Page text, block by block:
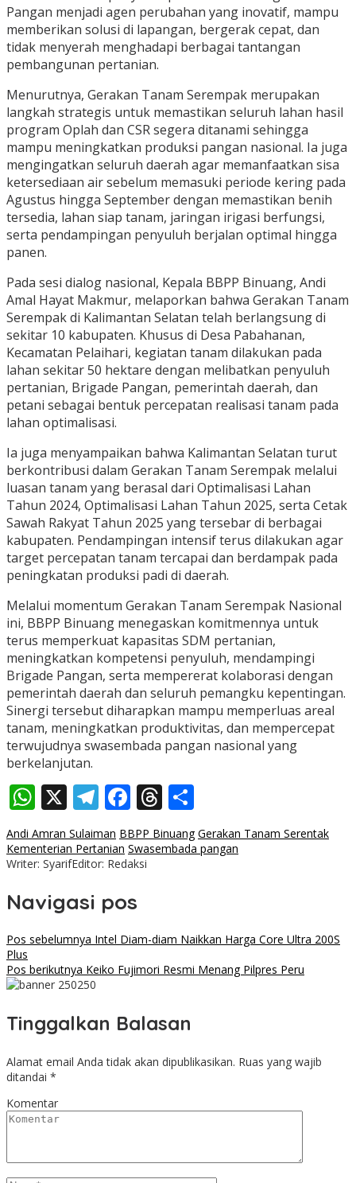
Pangan menjadi agen perubahan yang inovatif, mampu
memberikan solusi di lapangan, bergerak cepat, dan
tidak menyerah menghadapi berbagai tantangan
pembangunan pertanian.
Menurutnya, Gerakan Tanam Serempak merupakan
langkah strategis untuk memastikan seluruh lahan hasil
program Oplah dan CSR segera ditanami sehingga
mampu meningkatkan produksi pangan nasional. Ia juga
mengingatkan seluruh daerah agar memanfaatkan sisa
ketersediaan air sebelum memasuki periode kering pada
Agustus hingga September dengan memastikan benih
tersedia, lahan siap tanam, jaringan irigasi berfungsi,
serta pendampingan penyuluh berjalan optimal hingga
panen.
Pada sesi dialog nasional, Kepala BBPP Binuang, Andi
Amal Hayat Makmur, melaporkan bahwa Gerakan Tanam
Serempak di Kalimantan Selatan telah berlangsung di
sekitar 10 kabupaten. Khusus di Desa Pabahanan,
Kecamatan Pelaihari, kegiatan tanam dilakukan pada
lahan sekitar 50 hektare dengan melibatkan penyuluh
pertanian, Brigade Pangan, pemerintah daerah, dan
petani sebagai bentuk percepatan realisasi tanam pada
lahan optimalisasi.
Ia juga menyampaikan bahwa Kalimantan Selatan turut
berkontribusi dalam Gerakan Tanam Serempak melalui
luasan tanam yang berasal dari Optimalisasi Lahan
Tahun 2024, Optimalisasi Lahan Tahun 2025, serta Cetak
Sawah Rakyat Tahun 2025 yang tersebar di berbagai
kabupaten. Pendampingan intensif terus dilakukan agar
target percepatan tanam tercapai dan berdampak pada
peningkatan produksi padi di daerah.
Melalui momentum Gerakan Tanam Serempak Nasional
ini, BBPP Binuang menegaskan komitmennya untuk
terus memperkuat kapasitas SDM pertanian,
meningkatkan kompetensi penyuluh, mendampingi
Brigade Pangan, serta mempererat kolaborasi dengan
pemerintah daerah dan seluruh pemangku kepentingan.
Sinergi tersebut diharapkan mampu memperluas areal
tanam, meningkatkan produktivitas, dan mempercepat
terwujudnya swasembada pangan nasional yang
berkelanjutan.
WhatsApp
X Telegram
Facebook
Threads
Andi Amran Sulaiman BBPP Binuang Gerakan Tanam Serentak
Kementerian Pertanian Swasembada pangan
Writer: SyarifEditor: Redaksi
Navigasi pos
Pos sebelumnya Intel Diam-diam Naikkan Harga Core Ultra 200S
Plus
Pos berikutnya Keiko Fujimori Resmi Menang Pilpres Peru
Tinggalkan Balasan
Alamat email Anda tidak akan dipublikasikan. Ruas yang wajib
ditandai *
Komentar